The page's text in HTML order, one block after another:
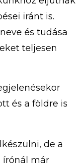
iránt is.
és tudása
teljesen
és a földre is
de a
írónál már